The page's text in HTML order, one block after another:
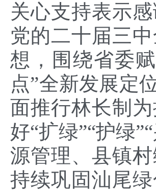
关心支持表示
党的二十届三
想，围绕省委
点”全新发展定
面推行林长制
好“扩绿”“护绿
源管理、县镇
持续巩固汕尾